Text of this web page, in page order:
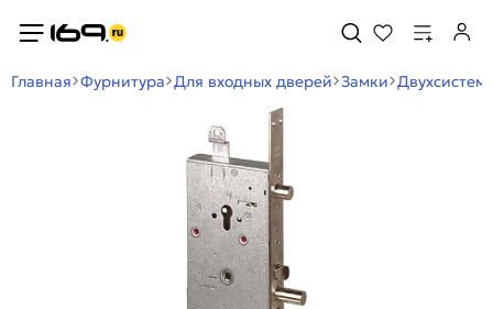
Главная Фурнитура Для входных дверей Замки